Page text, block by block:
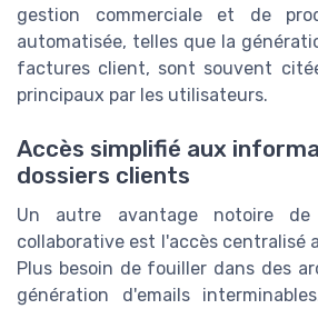
gestion commerciale et de
automatisée, telles que la
factures client, sont souvent
principaux par les utilisateurs.
Accès simplifié aux
dossiers clients
Un autre avantage notoire
collaborative est l'accès centralisé
Plus besoin de fouiller dans des
génération d'emails